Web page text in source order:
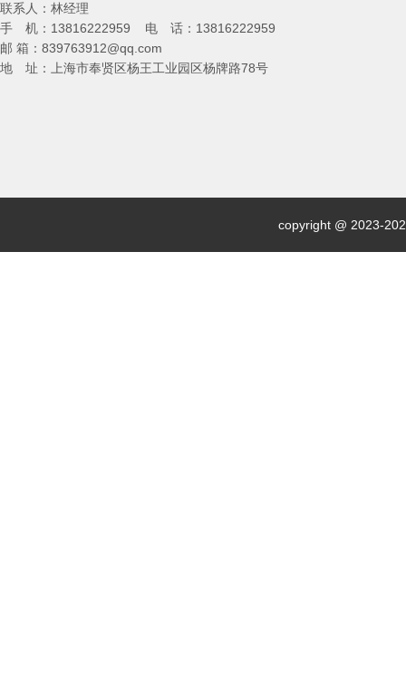
联系人：林经理
手 机：13816222959 电 话：13816222959
邮 箱：839763912@qq.com
地 址：上海市奉贤区杨王工业园区杨牌路78号
copyright @ 2023-